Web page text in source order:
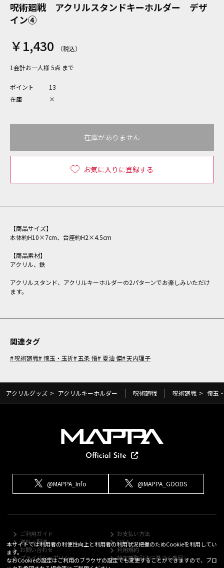
呪術廻戦 アクリルスタンドキーホルダー デザ
イン④
￥1,430
1会計お一人様 5点 まで
ポイント
13
在庫
×
お気に入りに登録する
在庫がありません
【商品サイズ】
本体約H10×7cm、台座約H2×4.5cm
【商品素材】
アクリル、鉄
アクリルスタンド、アクリルキーホルダーの2パターンでお楽しみいただけ
ます。
関連タグ
呪術廻戦 懐玉・玉折 五条 悟 夏油 傑 天内理子
アクリルグッズ > アクリルキーホルダー 呪術廻戦 呪術廻戦 > 懐玉
@MAPPA_Info @MAPPA_GOODS
ご利用ガイド
お支払い方法
送料・配送
Q&A
お問い合わせ
利用規約
プライバシーポリシー
特定商取引法に基づく表記
本サイトでは利用者の利便性向上と利用者の利用状況把握のためCookieを利用してい
ます。
なおCookieの設定はご利用のブラウザの設定でも変更することができますので、ブロ